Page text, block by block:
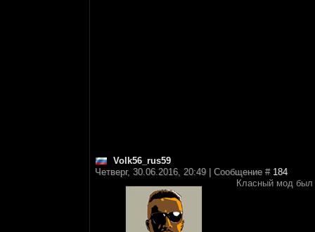
Volk56_rus59
Четверг, 30.06.2016, 20:49 | Сообщение # 184
Класный мод был